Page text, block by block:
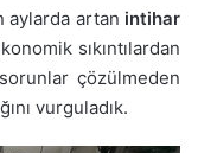
aylarda artan intihar
sıkıntılardan
sorunlar çözülmeden
vurguladık.